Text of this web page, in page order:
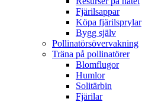
Fjärilsappar
Köpa fjärilsprylar
Bygg själv
Pollinatörsövervakning
Träna på pollinatörer
Blomflugor
Humlor
Solitärbin
Fjärilar